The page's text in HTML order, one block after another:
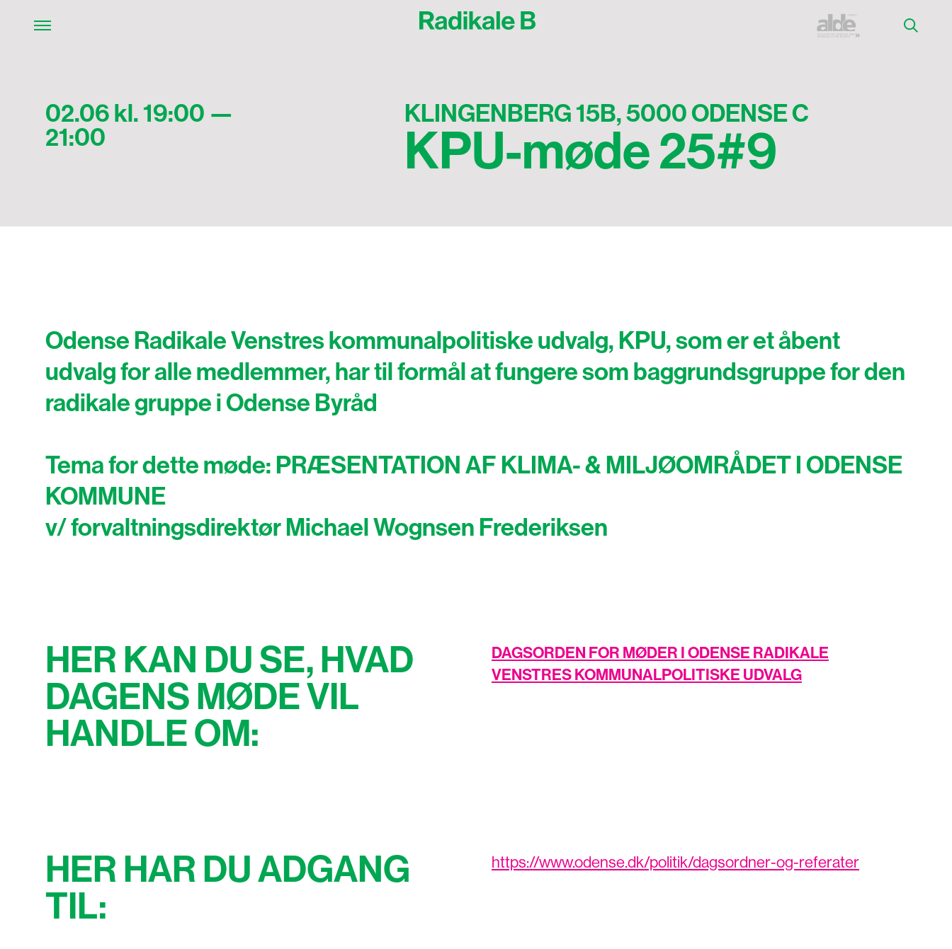
02.06 kl. 19:00 —
21:00
KLINGENBERG 15B, 5000 ODENSE C
KPU-møde 25#9
Odense Radikale Venstres kommunalpolitiske udvalg, KPU, som er et åbent
udvalg for alle medlemmer, har til formål at fungere som baggrundsgruppe for den
radikale gruppe i Odense Byråd
Tema for dette møde: PRÆSENTATION AF KLIMA- & MILJØOMRÅDET I ODENSE
KOMMUNE
v/ forvaltningsdirektør Michael Wognsen Frederiksen
HER KAN DU SE, HVAD
DAGENS MØDE VIL
HANDLE OM:
DAGSORDEN FOR MØDER I ODENSE RADIKALE
VENSTRES KOMMUNALPOLITISKE UDVALG
HER HAR DU ADGANG
TIL:
https://www.odense.dk/politik/dagsordner-og-referater